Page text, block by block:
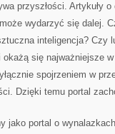
przyszłości. Artykuły
wydarzyć się dalej.
inteligencja? Czy
się najważniejsze
spojrzeniem w
Dzięki temu portal
jako portal o